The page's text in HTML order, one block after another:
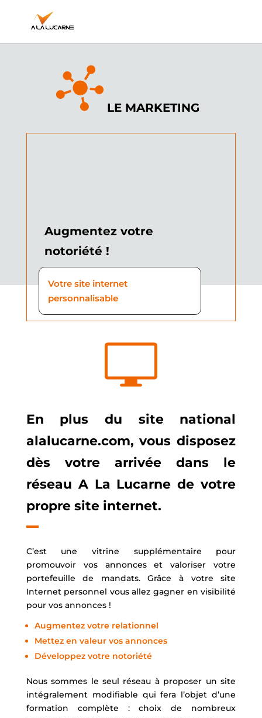
LE MARKETING
Augmentez votre
notoriété !
Votre site internet
personnalisable
En plus du site national
alalucarne.com, vous disposez
dès votre arrivée dans le
réseau A La Lucarne de votre
propre site internet.
C’est une vitrine supplémentaire pour
promouvoir vos annonces et valoriser votre
portefeuille de mandats. Grâce à votre site
Internet personnel vous allez gagner en visibilité
pour vos annonces !
Augmentez votre relationnel
Mettez en valeur vos annonces
Développez votre notoriété
Nous sommes le seul réseau à proposer un site
intégralement modifiable qui fera l’objet d’une
formation complète : choix de nombreux